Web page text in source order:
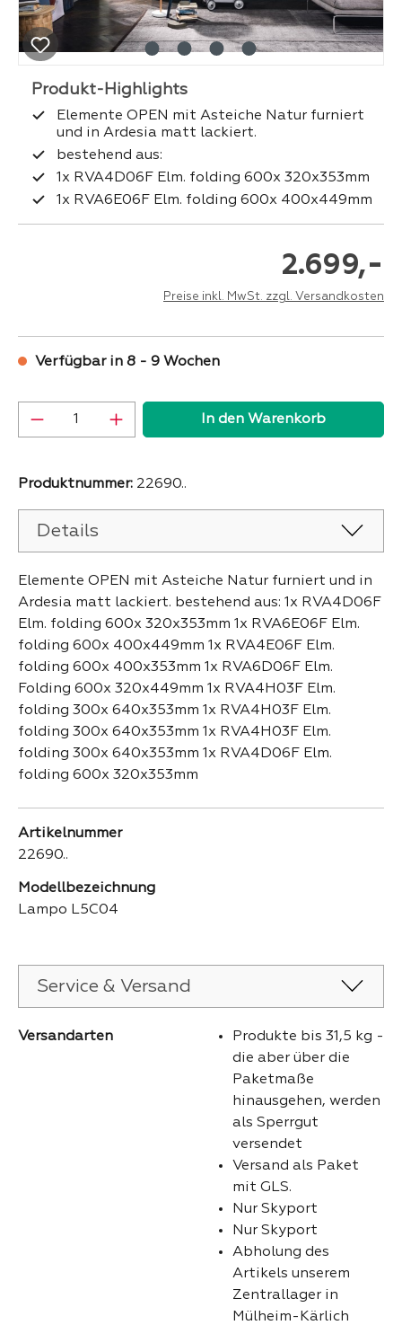
Elemente OPEN mit Asteiche Natur furniert
und in Ardesia matt lackiert.
bestehend aus:
1x RVA4D06F Elm. folding 600x 320x353mm
1x RVA6E06F Elm. folding 600x 400x449mm
2.699,-
Preise inkl. MwSt. zzgl. Versandkosten
Verfügbar in 8 - 9 Wochen
Produkt Anzahl: Gib den gewünschten
In den Warenkorb
Produktnummer: 22690..
Details
Elemente OPEN mit Asteiche Natur furniert und in
Ardesia matt lackiert. bestehend aus: 1x RVA4D06F
Elm. folding 600x 320x353mm 1x RVA6E06F Elm.
folding 600x 400x449mm 1x RVA4E06F Elm.
folding 600x 400x353mm 1x RVA6D06F Elm.
Folding 600x 320x449mm 1x RVA4H03F Elm.
folding 300x 640x353mm 1x RVA4H03F Elm.
folding 300x 640x353mm 1x RVA4H03F Elm.
folding 300x 640x353mm 1x RVA4D06F Elm.
folding 600x 320x353mm
Artikelnummer
22690..
Modellbezeichnung
Lampo L5C04
Service & Versand
Versandarten
Produkte bis 31,5 kg -
die aber über die
Paketmaße
hinausgehen, werden
als Sperrgut
versendet
Versand als Paket
mit GLS.
Nur Skyport
Nur Skyport
Abholung des
Artikels unserem
Zentrallager in
Mülheim-Kärlich